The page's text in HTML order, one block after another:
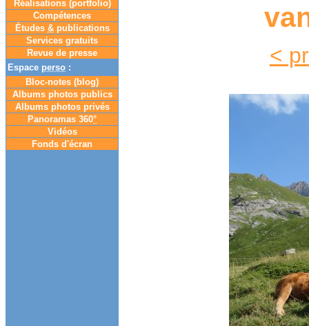
Réalisations (portfolio)
Compétences
Études &publications
Services gratuits
Revue de presse
Espace perso :
Bloc-notes (blog)
Albums photos publics
Albums photos privés
Panoramas 360°
Vidéos
Fonds d'écran
<